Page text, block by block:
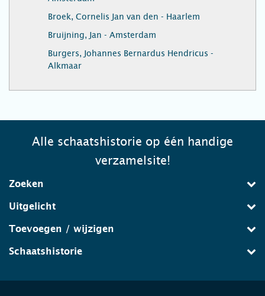
Broek, Cornelis Jan van den - Haarlem
Bruijning, Jan - Amsterdam
Burgers, Johannes Bernardus Hendricus -
Alkmaar
Alle schaatshistorie op één handige
verzamelsite!
Zoeken
Uitgelicht
Toevoegen / wijzigen
Schaatshistorie